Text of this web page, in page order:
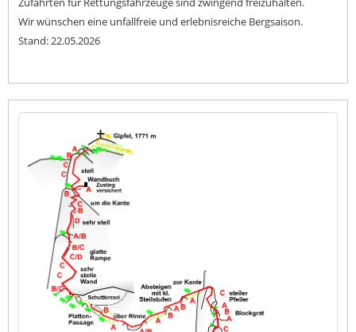
Wir wünschen eine unfallfreie und erlebnisreiche Bergsaison.
Stand: 22.05.2026